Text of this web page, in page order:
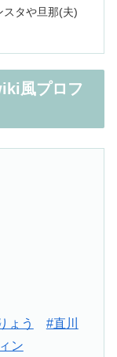
スタや旦那(夫)
風プロフ
ょう
#直川
ン